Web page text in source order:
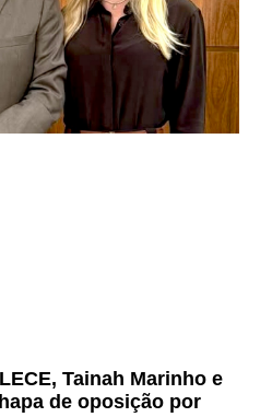
Tainah Marinho e
de oposição por